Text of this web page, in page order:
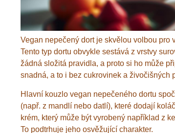
Vegan nepečený dort je skvělou volbou pro
Tento typ dortu obvykle sestává z vrstvy
žádná složitá pravidla, a proto si ho může
snadná, a to i bez cukrovinek a živočišných
Hlavní kouzlo vegan nepečeného dortu
(např. z mandlí nebo datlí), které dodají
krém, který může být vyrobený například z
To podtrhuje jeho osvěžující charakter.